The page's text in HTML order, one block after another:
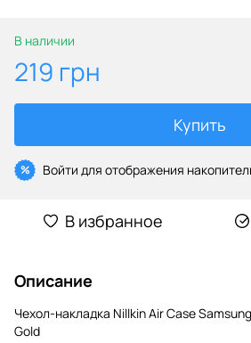
В наличии
219 грн
Купить
% Войти для отображения
В избранное
Описание
Чехол-накладка Nillkin Air Case
Gold